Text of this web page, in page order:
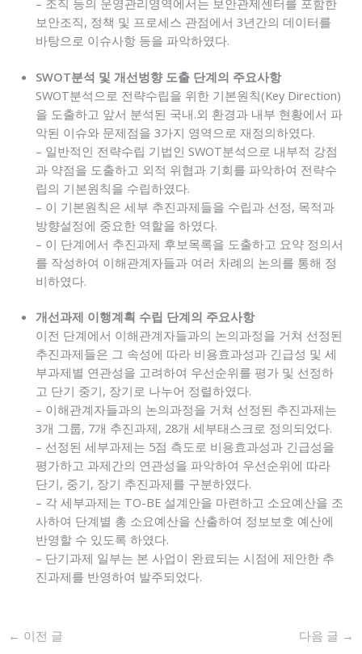
보안조직, 정책 및 프로세스 관점에서 3년간의 데이터를
바탕으로 이슈사항 등을 파악하였다.
SWOT분석 및 개선벙향 도출 단계의 주요사항
SWOT분석으로 전략수립을 위한 기본원칙(Key Direction)
을 도출하고 앞서 분석된 국내.외 환경과 내부 현황에서 파
악된 이슈와 문제점을 3가지 영역으로 재정의하였다.
– 일반적인 전략수립 기법인 SWOT분석으로 내부적 강점
과 약점을 도출하고 외적 위협과 기회를 파악하여 전략수
립의 기본원칙을 수립하였다.
– 이 기본원칙은 세부 추진과제들을 수립과 선정, 목적과
방향설정에 중요한 역할을 하였다.
– 이 단계에서 추진과제 후보목록을 도출하고 요약 정의서
를 작성하여 이해관계자들과 여러 차례의 논의를 통해 정
비하였다.
개선과제 이행계획 수립 단계의 주요사항
이전 단계에서 이해관계자들과의 논의과정을 거쳐 선정된
추진과제들은 그 속성에 따라 비용효과성과 긴급성 및 세
부과제별 연관성을 고려하여 우선순위를 평가 및 선정하
고 단기 중기, 장기로 나누어 정렬하였다.
– 이해관계자들과의 논의과정을 거쳐 선정된 추진과제는
3개 그룹, 7개 추진과제, 28개 세부태스크로 정의되었다.
– 선정된 세부과제는 5점 측도로 비용효과성과 긴급성을
평가하고 과제간의 연관성을 파악하여 우선순위에 따라
단기, 중기, 장기 추진과제를 구분하였다.
– 각 세부과제는 TO-BE 설계안을 마련하고 소요예산을 조
사하여 단계별 총 소요예산을 산출하여 정보보호 예산에
반영할 수 있도록 하였다.
– 단기과제 일부는 본 사업이 완료되는 시점에 제안한 추
진과제를 반영하여 발주되었다.
← 이전 글 다음 글 →